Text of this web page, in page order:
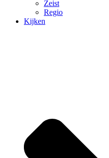
Zeist
Regio
Kijken